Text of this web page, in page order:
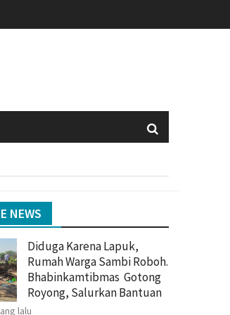
NEWS
Diduga Karena Lapuk,
Rumah Warga Sambi Roboh.
Bhabinkamtibmas Gotong
Royong, Salurkan Bantuan
lalu